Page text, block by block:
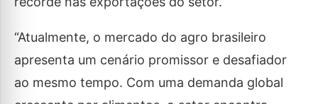
“Atualmente, o mercado do agro brasileiro
apresenta um cenário promissor e desafiador
ao mesmo tempo. Com uma demanda global